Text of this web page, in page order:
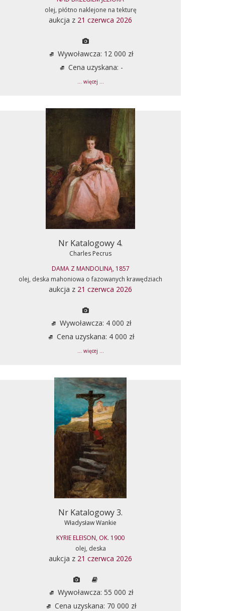
olej, płótno naklejone na tekturę
aukcja z 21 czerwca 2026
Wywoławcza: 12 000 zł
Cena uzyskana: -
... więcej ...
Nr Katalogowy 4.
Charles Pecrus
DAMA Z MANDOLINĄ, 1857
olej, deska mahoniowa o fazowanych krawędziach
aukcja z 21 czerwca 2026
Wywoławcza: 4 000 zł
Cena uzyskana: 4 000 zł
... więcej ...
Nr Katalogowy 3.
Władysław Wankie
KYRIE ELEISON, OK. 1900
olej, deska
aukcja z 21 czerwca 2026
Wywoławcza: 55 000 zł
Cena uzyskana: 70 000 zł